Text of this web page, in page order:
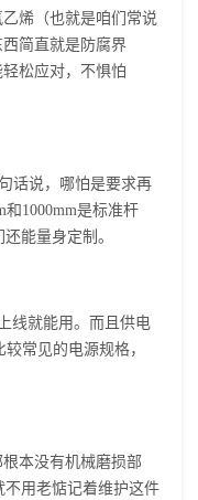
烯（也就是咱们常说
简直就是防腐界
松应对，不惧怕
话说，哪怕是要求再
1000mm是标准杆
能量身定制。
线就能用。而且供电
常见的电源规格，
本没有机械磨损部
用老惦记着维护这件